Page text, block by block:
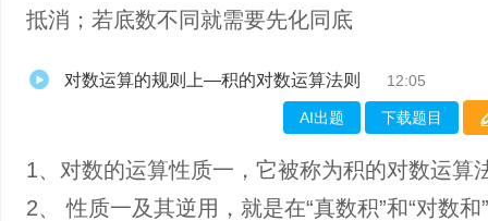
抵消；若底数不同就需要先化同底
对数运算的规则上—积的对数运算法则 12:05
AI出题 下载题目
1、​对数的运算性质一，它被称为积的对数运算
2、 性质一及其逆用，就是在“真数积”和“对数和